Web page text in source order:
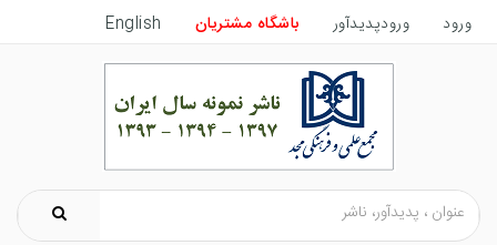
ورود ورودپدیدآور باشگاه مشتریان English